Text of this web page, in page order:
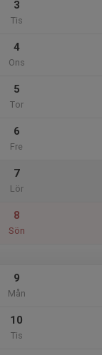
3
Tis
4
Ons
5
Tor
6
Fre
7
Lör
8
Sön
9
Mån
10
Tis